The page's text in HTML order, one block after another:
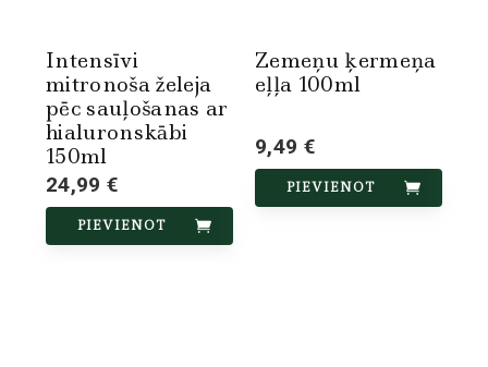
Intensīvi
mitronoša želeja
pēc sauļošanas ar
hialuronskābi
150ml
24,99 €
PIEVIENOT
Zemeņu ķermeņa
eļļa 100ml
9,49 €
PIEVIENOT